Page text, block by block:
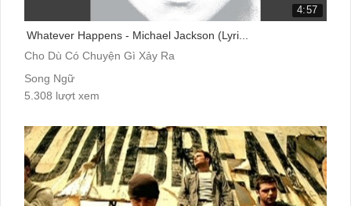
4:57
Whatever Happens - Michael Jackson (Lyri...
Cho Dù Có Chuyện Gì Xảy Ra
Song Ngữ
5.308 lượt xem